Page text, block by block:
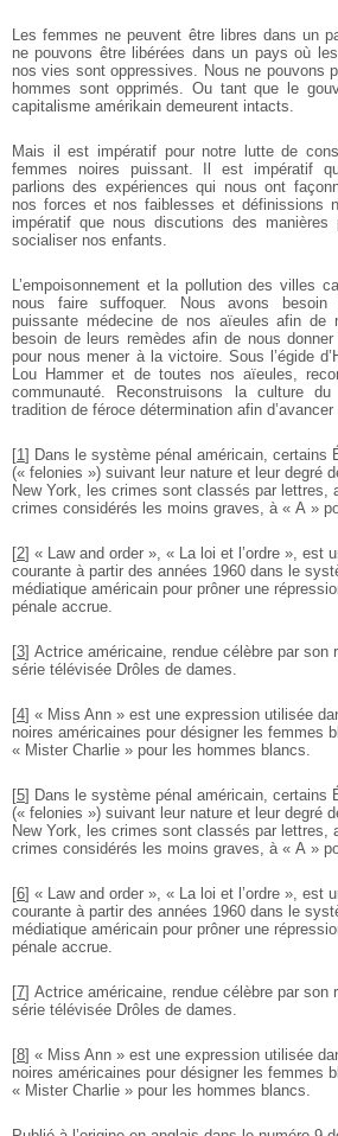
Les femmes ne peuvent être libres dans un
ne pouvons être libérées dans un pays où
nos vies sont oppressives. Nous ne pouvons
hommes sont opprimés. Ou tant que le
capitalisme amérikain demeurent intacts.
Mais il est impératif pour notre lutte de
femmes noires puissant. Il est impératif
parlions des expériences qui nous ont
nos forces et nos faiblesses et définissions
impératif que nous discutions des manières
socialiser nos enfants.
L’empoisonnement et la pollution des villes
nous faire suffoquer. Nous avons besoin
puissante médecine de nos aïeules afin de
besoin de leurs remèdes afin de nous
pour nous mener à la victoire. Sous l’égide
Lou Hammer et de toutes nos aïeules,
communauté. Reconstruisons la culture
tradition de féroce détermination afin
[1] Dans le système pénal américain, certains
(« felonies ») suivant leur nature et leur degré
New York, les crimes sont classés par lettres,
crimes considérés les moins graves, à « A »
[2] « Law and order », « La loi et l’ordre », est
courante à partir des années 1960 dans le
médiatique américain pour prôner une
pénale accrue.
[3] Actrice américaine, rendue célèbre par son
série télévisée Drôles de dames.
[4] « Miss Ann » est une expression utilisée
noires américaines pour désigner les femmes
« Mister Charlie » pour les hommes blancs.
[5] Dans le système pénal américain, certains
(« felonies ») suivant leur nature et leur degré
New York, les crimes sont classés par lettres,
crimes considérés les moins graves, à « A »
[6] « Law and order », « La loi et l’ordre », est
courante à partir des années 1960 dans le
médiatique américain pour prôner une
pénale accrue.
[7] Actrice américaine, rendue célèbre par son
série télévisée Drôles de dames.
[8] « Miss Ann » est une expression utilisée
noires américaines pour désigner les femmes
« Mister Charlie » pour les hommes blancs.